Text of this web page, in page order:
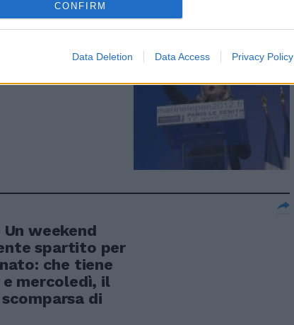
CONFIRM
Data Deletion Data Access Privacy Policy
vincitrice la
weekend
spartito per
che tiene
mercoledì, il
di